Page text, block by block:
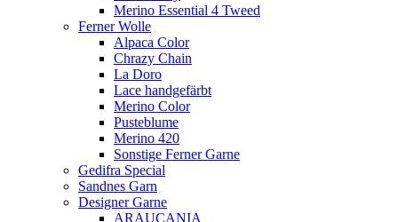
Merino Essential 4 Tweed
Ferner Wolle
Alpaca Color
Chrazy Chain
La Doro
Lace handgefärbt
Merino Color
Pusteblume
Merino 420
Sonstige Ferner Garne
Gedifra Special
Sandnes Garn
Designer Garne
ARAUCANIA